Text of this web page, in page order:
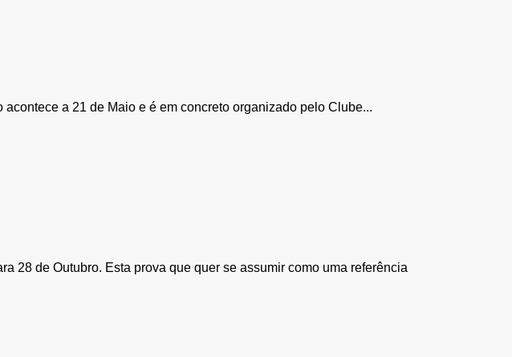
a 21 de Maio e é em concreto organizado pelo Clube...
28 de Outubro. Esta prova que quer se assumir como uma referência